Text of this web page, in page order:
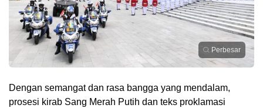
Perbesar
Dengan semangat dan rasa bangga yang mendalam,
prosesi kirab Sang Merah Putih dan teks proklamasi